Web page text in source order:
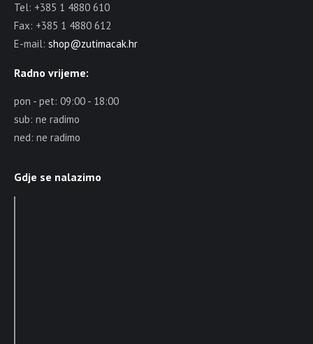
Tel: +385 1 4880 610
Fax: +385 1 4880 612
E-mail: shop@zutimacak.hr
Radno vrijeme:
pon - pet: 09:00 - 18:00
sub: ne radimo
ned: ne radimo
Gdje se nalazimo